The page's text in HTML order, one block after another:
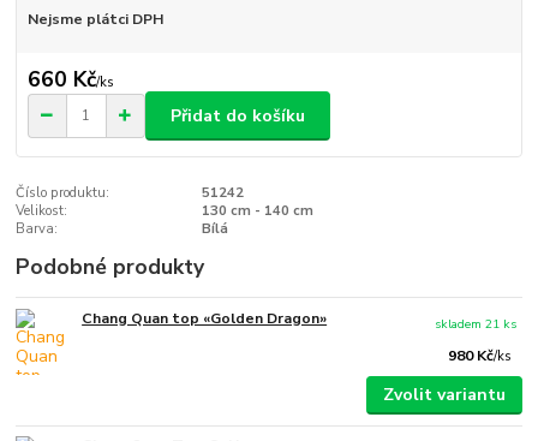
Nejsme plátci DPH
660 Kč/ks
Přidat do košíku
Číslo produktu:
51242
Velikost:
130 cm - 140 cm
Barva:
Bílá
Podobné produkty
Chang Quan top «Golden Dragon»
980 Kč/ks
skladem 21 ks
Zvolit variantu